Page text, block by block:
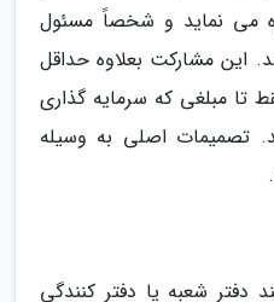
می نماید و شخصاً مسئول
این مشارکت بعلاوه حداقل
مبلغی که سرمایه گذاری
تصمیمات اصلی به وسیله
شعبه یا دفتر کنندگی